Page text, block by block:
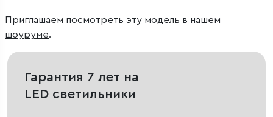
Приглашаем посмотреть эту модель в нашем
шоуруме.
Гарантия 7 лет на
LED светильники